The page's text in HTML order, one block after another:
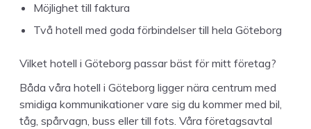
Möj­lighet till faktura
Två hotell med goda förbindelser till hela Göteborg
Vilket hotell i Göte­borg pas­sar bäst för mitt företag?
Båda våra hotell i Göte­borg lig­ger nära cen­trum med
smidi­ga kom­mu­nika­tion­er vare sig du kom­mer med bil,
tåg, spår­vagn, buss eller till fots. Våra före­tagsav­tal